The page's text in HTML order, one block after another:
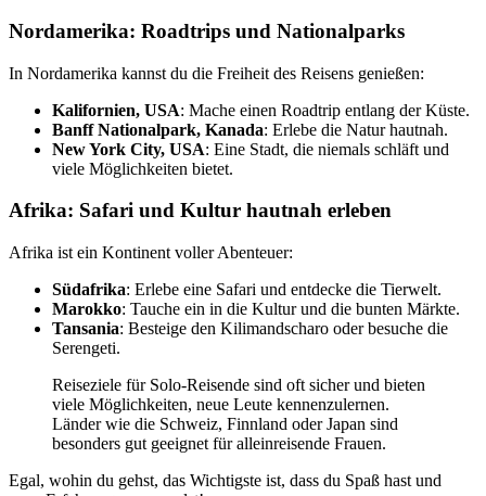
Nordamerika: Roadtrips und Nationalparks
In Nordamerika kannst du die Freiheit des Reisens genießen:
Kalifornien, USA: Mache einen Roadtrip entlang der Küste.
Banff Nationalpark, Kanada: Erlebe die Natur hautnah.
New York City, USA: Eine Stadt, die niemals schläft und
viele Möglichkeiten bietet.
Afrika: Safari und Kultur hautnah erleben
Afrika ist ein Kontinent voller Abenteuer:
Südafrika: Erlebe eine Safari und entdecke die Tierwelt.
Marokko: Tauche ein in die Kultur und die bunten Märkte.
Tansania: Besteige den Kilimandscharo oder besuche die
Serengeti.
Reiseziele für Solo-Reisende sind oft sicher und bieten
viele Möglichkeiten, neue Leute kennenzulernen.
Länder wie die Schweiz, Finnland oder Japan sind
besonders gut geeignet für alleinreisende Frauen.
Egal, wohin du gehst, das Wichtigste ist, dass du Spaß hast und